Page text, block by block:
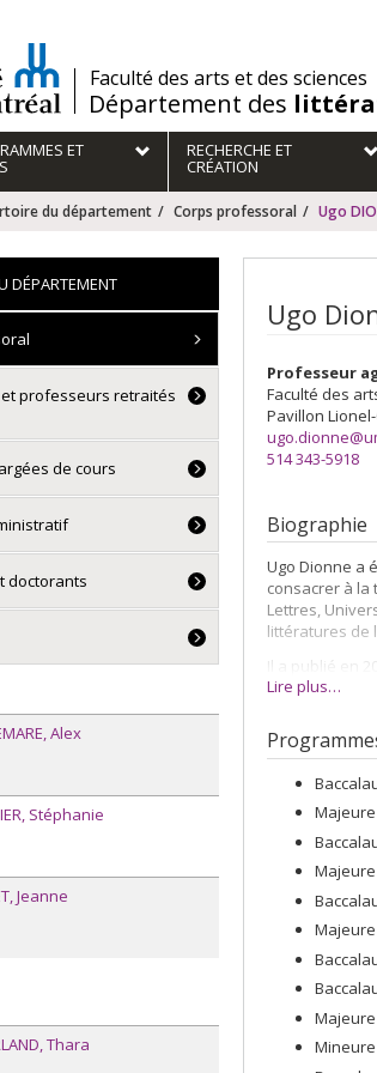
/Faculté des arts et des sciences
Département des
ET RECHERCHE ET
CRÉATION
du département Corps professoral Ugo
Ugo
Professeur
Faculté des
Pavillon
514 343-5918
Biographie
Ugo Dionne a
consacrer à la
Lettres,
littératures de
Il a publié en
collection «
Early Modern
portent sur la
à la division
moderne des
épistolaire et
recherches
Lire plus…
DÉPARTEMENT
professeurs retraités
de cours
doctorants
Alex
Stéphanie
Jeanne
Thara